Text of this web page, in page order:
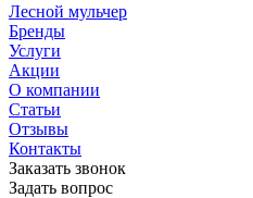
Лесной мульчер
Бренды
Услуги
Акции
О компании
Статьи
Отзывы
Контакты
Заказать звонок
Задать вопрос